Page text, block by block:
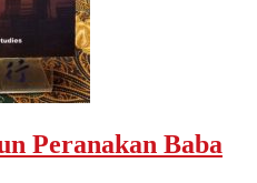
Peranakan Baba